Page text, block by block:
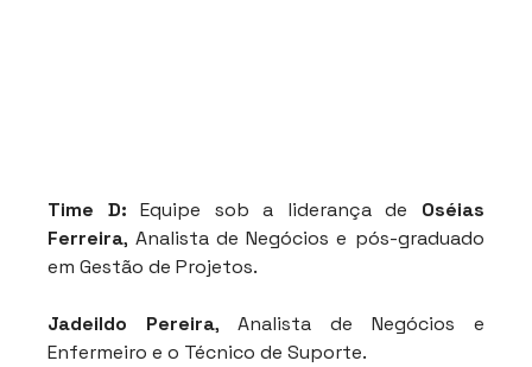
Time D: Equipe sob a liderança de Oséias
Ferreira, Analista de Negócios e pós-graduado
em Gestão de Projetos.
Jadeildo Pereira, Analista de Negócios e
Enfermeiro e o Técnico de Suporte.